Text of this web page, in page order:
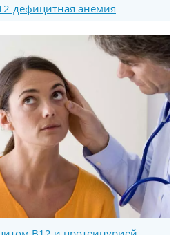
дефицитная анемия